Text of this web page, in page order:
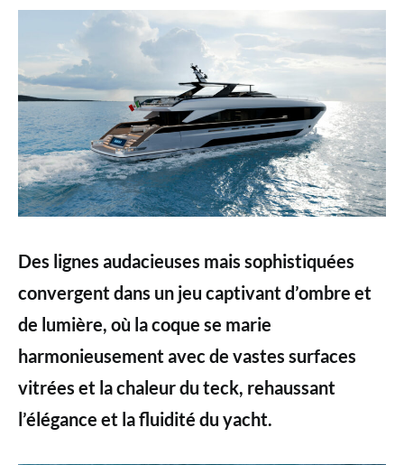
Des lignes audacieuses mais sophistiquées
convergent dans un jeu captivant d’ombre et
de lumière, où la coque se marie
harmonieusement avec de vastes surfaces
vitrées et la chaleur du teck, rehaussant
l’élégance et la fluidité du yacht.